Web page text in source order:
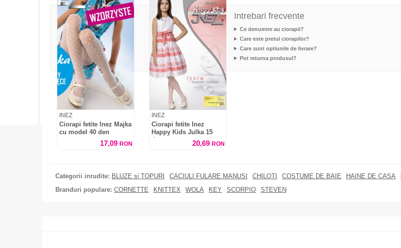
INEZ
Ciorapi fetite Inez Majka
cu model 40 den
17,09 RON
INEZ
Ciorapi fetite Inez
Happy Kids Julka 15
den
20,69 RON
Categorii inrudite: BLUZE si TOPURI CACIULI FULARE MANUSI CHILOTI COSTUME DE BAIE HAINE DE CASA
Branduri populare: CORNETTE KNITTEX WOLA KEY SCORPIO STEVEN
Intrebari frecvente
Ce denumire au ciorapii?
Care este pretul ciorapilor?
Care sunt optiunile de livrare?
Pot returna produsul?